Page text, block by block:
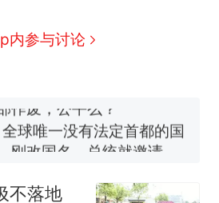
内参与讨论
全球唯一没有法定首都的国
刚改国名，总统就邀请中
圈，还曾两次到中国寻根
元才肯搬上楼！女子傻眼
不落地